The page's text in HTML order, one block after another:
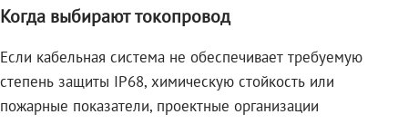
Когда выбирают токопровод
Если кабельная система не обеспечивает требуемую
степень защиты IP68, химическую стойкость или
пожарные показатели, проектные организации